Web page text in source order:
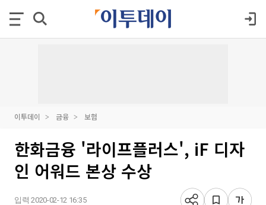
이투데이 금융 보험
한화금융 '라이프플러스', iF 디자
인 어워드 본상 수상
입력 2020-02-12 16:35